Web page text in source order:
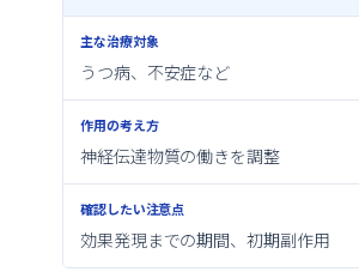
確
認
し
た
い
注
うつ病、不安症など
神経伝達物質の働きを調整
効果発現までの期間、初期副作用